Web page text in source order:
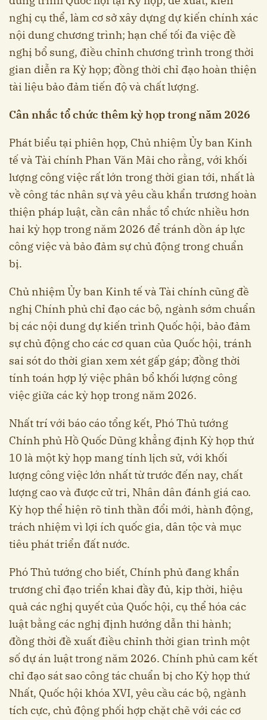
nghị cụ thể, làm cơ sở xây dựng dự kiến chính xác
nội dung chương trình; hạn chế tối đa việc đề
nghị bổ sung, điều chỉnh chương trình trong thời
gian diễn ra Kỳ họp; đồng thời chỉ đạo hoàn thiện
tài liệu bảo đảm tiến độ và chất lượng.
Cân nhắc tổ chức thêm kỳ họp trong năm 2026
Phát biểu tại phiên họp, Chủ nhiệm Ủy ban Kinh
tế và Tài chính Phan Văn Mãi cho rằng, với khối
lượng công việc rất lớn trong thời gian tới, nhất là
về công tác nhân sự và yêu cầu khẩn trương hoàn
thiện pháp luật, cần cân nhắc tổ chức nhiều hơn
hai kỳ họp trong năm 2026 để tránh dồn áp lực
công việc và bảo đảm sự chủ động trong chuẩn
bị.
Chủ nhiệm Ủy ban Kinh tế và Tài chính cũng đề
nghị Chính phủ chỉ đạo các bộ, ngành sớm chuẩn
bị các nội dung dự kiến trình Quốc hội, bảo đảm
sự chủ động cho các cơ quan của Quốc hội, tránh
sai sót do thời gian xem xét gấp gáp; đồng thời
tính toán hợp lý việc phân bổ khối lượng công
việc giữa các kỳ họp trong năm 2026.
Nhất trí với báo cáo tổng kết, Phó Thủ tướng
Chính phủ Hồ Quốc Dũng khẳng định Kỳ họp thứ
10 là một kỳ họp mang tính lịch sử, với khối
lượng công việc lớn nhất từ trước đến nay, chất
lượng cao và được cử tri, Nhân dân đánh giá cao.
Kỳ họp thể hiện rõ tinh thần đổi mới, hành động,
trách nhiệm vì lợi ích quốc gia, dân tộc và mục
tiêu phát triển đất nước.
Phó Thủ tướng cho biết, Chính phủ đang khẩn
trương chỉ đạo triển khai đầy đủ, kịp thời, hiệu
quả các nghị quyết của Quốc hội, cụ thể hóa các
luật bằng các nghị định hướng dẫn thi hành;
đồng thời đề xuất điều chỉnh thời gian trình một
số dự án luật trong năm 2026. Chính phủ cam kết
chỉ đạo sát sao công tác chuẩn bị cho Kỳ họp thứ
Nhất, Quốc hội khóa XVI, yêu cầu các bộ, ngành
tích cực, chủ động phối hợp chặt chẽ với các cơ